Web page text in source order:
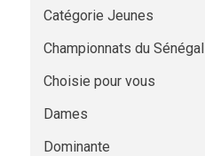
Catégorie Jeunes
Championnats du Sénégal
Choisie pour vous
Dames
Dominante